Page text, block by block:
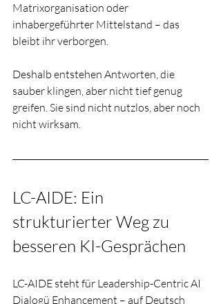
Matrixorganisation oder
inhabergeführter Mittelstand – das
bleibt ihr verborgen.
Deshalb entstehen Antworten, die
sauber klingen, aber nicht tief genug
greifen. Sie sind nicht nutzlos, aber noch
nicht wirksam.
LC-AIDE: Ein
strukturierter Weg zu
besseren KI-Gesprächen
LC-AIDE steht für Leadership-Centric AI
Dialogü Enhancement – auf Deutsch